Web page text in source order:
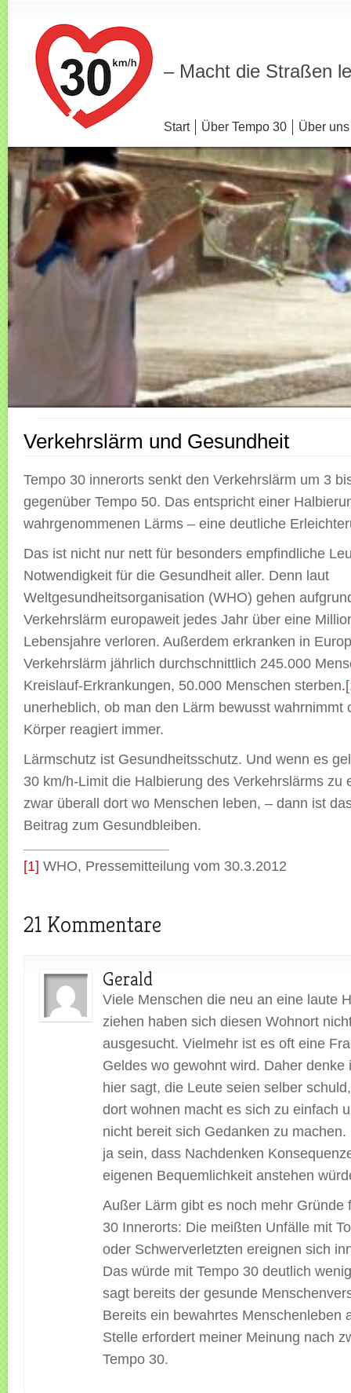
– Macht die Straßen
Start Über Tempo 30 Über uns
Verkehrslärm und Gesundheit
Tempo 30 innerorts senkt den Verkehrslärm um 3
gegenüber Tempo 50. Das entspricht einer
wahrgenommenen Lärms – eine deutliche
Das ist nicht nur nett für besonders empfindliche
Notwendigkeit für die Gesundheit aller. Denn laut
Weltgesundheitsorganisation (WHO) gehen
Verkehrslärm europaweit jedes Jahr über eine
Lebensjahre verloren. Außerdem erkranken in
Verkehrslärm jährlich durchschnittlich 245.000
Kreislauf-Erkrankungen, 50.000 Menschen sterben.
unerheblich, ob man den Lärm bewusst wahrnimmt
Körper reagiert immer.
Lärmschutz ist Gesundheitsschutz. Und wenn es
30 km/h-Limit die Halbierung des Verkehrslärms zu
zwar überall dort wo Menschen leben, – dann ist
Beitrag zum Gesundbleiben.
[1] WHO, Pressemitteilung vom 30.3.2012
21 Kommentare
Gerald
Viele Menschen die neu an eine laute
ziehen haben sich diesen Wohnort
ausgesucht. Vielmehr ist es oft eine
Geldes wo gewohnt wird. Daher denke
hier sagt, die Leute seien selber
dort wohnen macht es sich zu einfach
nicht bereit sich Gedanken zu machen.
ja sein, dass Nachdenken
eigenen Bequemlichkeit anstehen
Außer Lärm gibt es noch mehr Gründe
30 Innerorts: Die meißten Unfälle mit
oder Schwerverletzten ereignen sich
Das würde mit Tempo 30 deutlich
sagt bereits der gesunde
Bereits ein bewahrtes Menschenleben
Stelle erfordert meiner Meinung nach
Tempo 30.